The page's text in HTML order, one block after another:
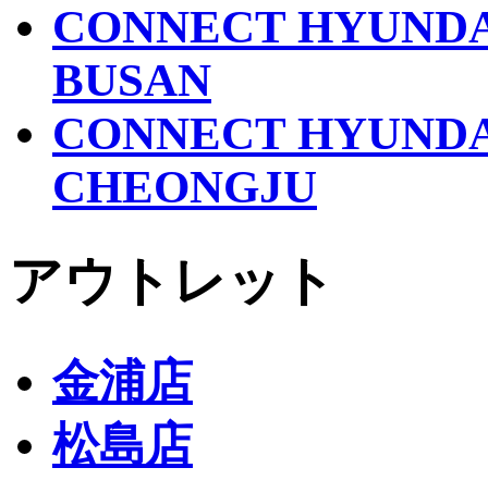
CONNECT
BUSAN
CONNECT
CHEONGJU
アウトレット
金浦店
松島店